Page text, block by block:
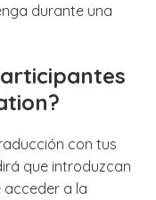
durante una
con tus
que introduzcan
acceder a la